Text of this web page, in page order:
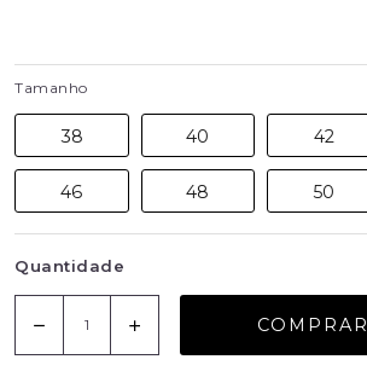
Tamanho
38 40 42
46 48 50
Quantidade
COMPRAR